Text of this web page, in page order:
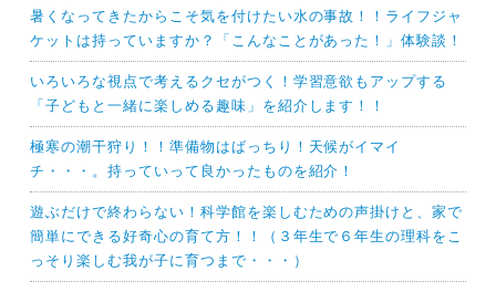
暑くなってきたからこそ気を付けたい水の事故！！ライフジャ
ケットは持っていますか？「こんなことがあった！」体験談！
いろいろな視点で考えるクセがつく！学習意欲もアップする
「子どもと一緒に楽しめる趣味」を紹介します！！
極寒の潮干狩り！！準備物はばっちり！天候がイマイ
チ・・・。持っていって良かったものを紹介！
遊ぶだけで終わらない！科学館を楽しむための声掛けと、家で
簡単にできる好奇心の育て方！！（３年生で６年生の理科をこ
っそり楽しむ我が子に育つまで・・・）